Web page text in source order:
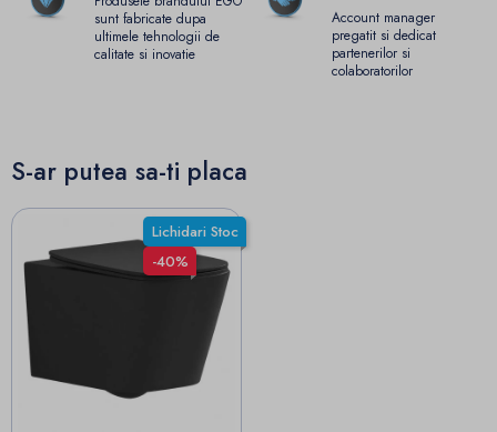
sunt fabricate dupa
ultimele tehnologii de
calitate si inovatie
Account manager
pregatit si dedicat
partenerilor si
colaboratorilor
S-ar putea sa-ti placa
Lichidari Stoc
-40%